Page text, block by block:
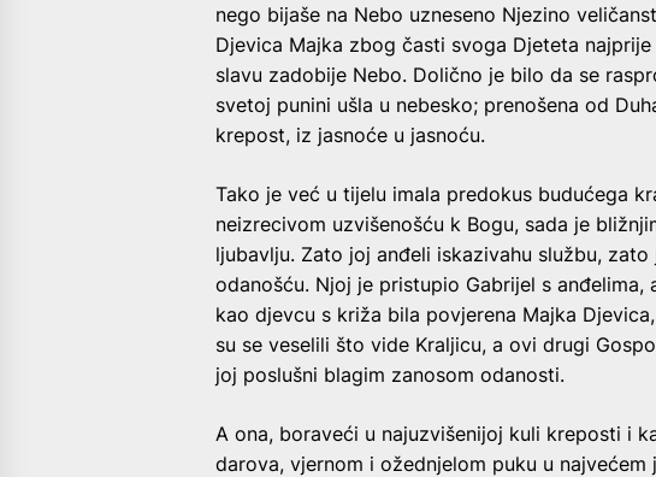
nego bijaše na Nebo uzneseno Njezino
Djevica Majka zbog časti svoga Djeteta
slavu zadobije Nebo. Dolično je bilo da se
svetoj punini ušla u nebesko; prenošena od
krepost, iz jasnoće u jasnoću.
Tako je već u tijelu imala predokus budućega
neizrecivom uzvišenošću k Bogu, sada je
ljubavlju. Zato joj anđeli iskazivahu službu,
odanošću. Njoj je pristupio Gabrijel s anđelima,
kao djevcu s križa bila povjerena Majka
su se veselili što vide Kraljicu, a ovi drugi
joj poslušni blagim zanosom odanosti.
A ona, boraveći u najuzvišenijoj kuli kreposti i
darova, vjernom i ožednjelom puku u